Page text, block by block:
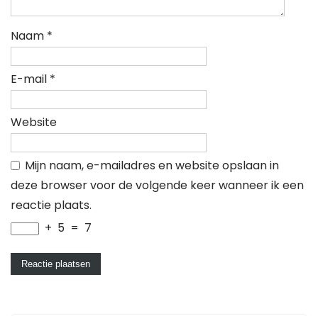
Naam *
E-mail *
Website
Mijn naam, e-mailadres en website opslaan in
deze browser voor de volgende keer wanneer ik een
reactie plaats.
+ 5 = 7